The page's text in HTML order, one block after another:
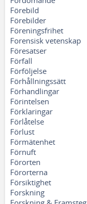
Förebild
Förebilder
Föreningsfrihet
Forensisk vetenskap
Föresatser
Förfall
Förföljelse
Förhållningssätt
Förhandlingar
Förintelsen
Förklaringar
Förlåtelse
Förlust
Förmätenhet
Förnuft
Förorten
Förorterna
Försiktighet
Forskning